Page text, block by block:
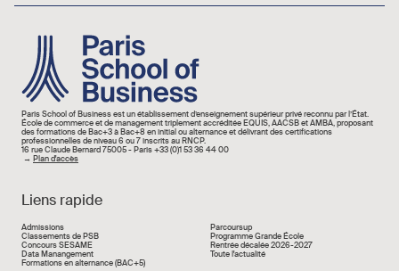
Image
Paris School of Business est un établissement d’enseignement supérieur privé reconnu par l’État.
École de commerce et de management triplement accréditée EQUIS, AACSB et AMBA, proposant
des formations de Bac+3 à Bac+8 en initial ou alternance et délivrant des certifications
professionnelles de niveau 6 ou 7 inscrits au RNCP.
16 rue Claude Bernard 75005 - Paris +33 (0)1 53 36 44 00
→ Plan d'accès
Liens rapide
Liens rapide
Admissions
Classements de PSB
Concours SESAME
Data Manangement
Formations en alternance (BAC+5)
Parcoursup
Programme Grande École
Rentrée décalée 2026-2027
Toute l'actualité